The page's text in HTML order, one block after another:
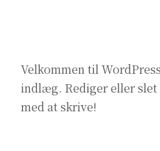
Velkommen til
indlæg. Rediger eller
med at skrive!